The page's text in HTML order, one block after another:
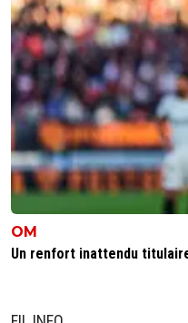
OM
Un renfort inattendu